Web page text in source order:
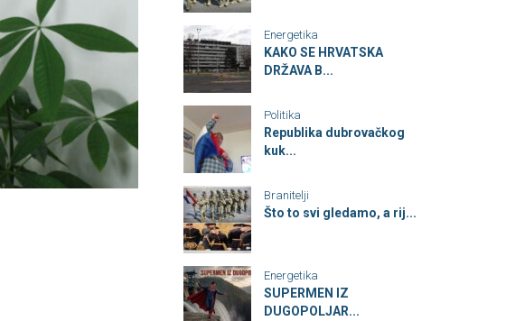
Energetika
KAKO SE HRVATSKA
DRŽAVA B...
Politika
Republika dubrovačkog
kuk...
Branitelji
Što to svi gledamo, a rij...
Energetika
SUPERMEN IZ
DUGOPOLJAR...